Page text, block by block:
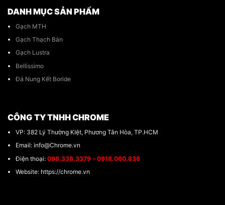
DANH MỤC SẢN PHẨM
Gạch MTH
Gạch Thạch Bàn
Gạch Lustra
Bellissimo
Đá Nung Kết Boride
CÔNG TY TNHH CHROME
VP: 382 Lý Thường KIệt, Phương Tân Hòa, TP.HCM
Email: info@Chrome.vn
Điện thoại: 098.338.3379 - 0918.060.838
Website: https://chrome.vn